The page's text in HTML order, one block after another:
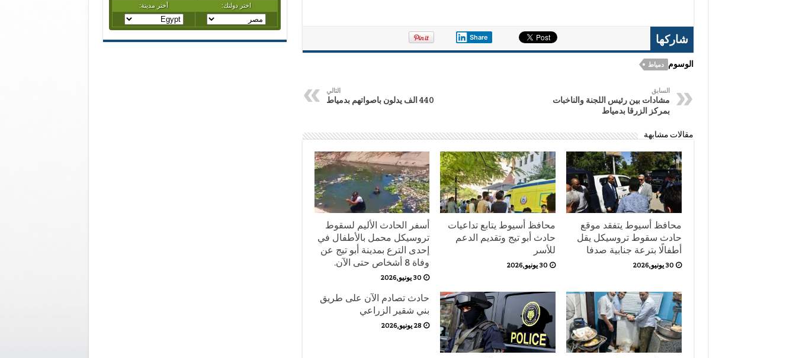
شاركها Share
الوسوم دمياط
السابق
مشادات بين رئيس اللجنة والناخبات
بمركز الزرقا بدمياط
التالي
440 الف يدلون باصواتهم بدمياط
مقالات مشابهة
محافظ أسيوط يتفقد موقع
حادث سقوط تروسيكل يقل
أطفالًا بترعة جنابية صدفا
30 يونيو,2026
محافظ أسيوط يتابع تداعيات
حادث أبو تيج وتقديم الدعم
للأسر
30 يونيو,2026
أسفر الحادث الأليم لسقوط
تروسيكل محمل بالأطفال في
إحدى الترع بمدينة أبو تيج عن
وفاة 8 أشخاص حتى الآن.
30 يونيو,2026
حادث تصادم الآن على طريق
بني شقير الزراعي
28 يونيو,2026